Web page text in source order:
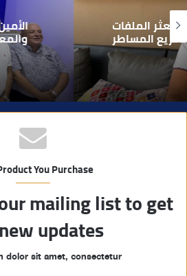
ي
ب
الأمين الجهوي طارق حنيش
والمعاصرة” يدشنون مقراً
المنارة
You Purchase
mailing list to get
updates!
dolor sit amet, consectetur.